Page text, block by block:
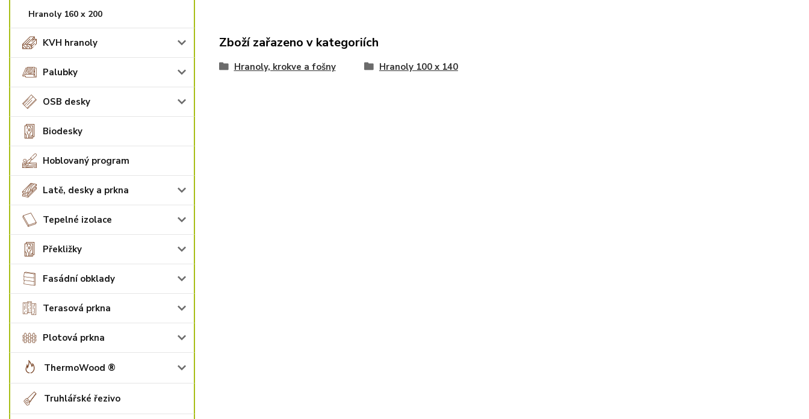
Hranoly 160 x 200
KVH hranoly
Palubky
OSB desky
Biodesky
Hoblovaný program
Latě, desky a prkna
Tepelné izolace
Překližky
Fasádní obklady
Terasová prkna
Plotová prkna
ThermoWood ®
Truhlářské řezivo
Zboží zařazeno v kategoriích
Hranoly, krokve a fošny Hranoly 100 x 140